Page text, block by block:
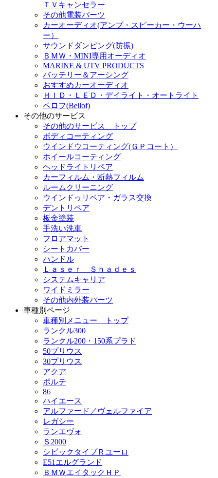
ＴＶキャンセラー
その他電装パーツ
カーオーディオ(アンプ・スピーカー・ウーハ
ー）
サウンドダンピング(防振)
ＢＭＷ・MINI専用オーディオ
MARINE & UTV PRODUCTS
バッテリー＆アーシング
おすすめカーオーディオ
ＨＩＤ・ＬＥＤ・デイライト・オートライト
ベロフ(Bellof)
その他のサービス
その他のサービス トップ
ボディコーティング
ウインドウコーティング(ＧＰコート）
ホイールコーティング
ヘッドライトリペア
カーフィルム・断熱フィルム
ルームクリーニング
ウインドゥリペア・ガラス交換
デントリペア
板金塗装
手洗い洗車
フロアマット
シートカバー
ハンドル
Ｌａｓｅｒ Ｓｈａｄｅｓ
システムキャリア
ワイドミラー
その他内外装パーツ
車種別ページ
車種別メニュー トップ
ランクル300
ランクル200・150系プラド
50プリウス
30プリウス
アクア
ポルテ
86
ハイエース
アルファード／ヴェルファイア
レガシー
ランエヴォ
Ｓ2000
シビックタイプＲユーロ
E51エルグランド
ＢＭＷエイタックＨＰ